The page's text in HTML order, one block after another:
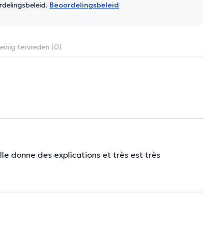
Beoordelingsbeleid
tervreden (0)
donne des explications et très est très